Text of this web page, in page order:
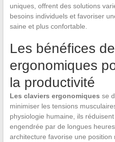
uniques, offrent des solutions
besoins individuels et favoriser
saine et plus confortable.
Les bénéfices
ergonomiques
la productivité
Les claviers ergonomiques se
minimiser les tensions
physiologie humaine, ils
engendrée par de longues
architecture favorise une